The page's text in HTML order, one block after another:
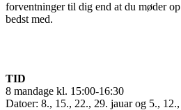
forventninger til dig end at du møder
bedst med.
TID
8 mandage kl. 15:00-16:30
Datoer: 8., 15., 22., 29. jauar og 5.,